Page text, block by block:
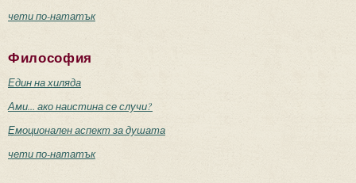
чети по-нататък
Философия
Един на хиляда
Ами... ако наистина се случи?
Емоционален аспект за душата
чети по-нататък